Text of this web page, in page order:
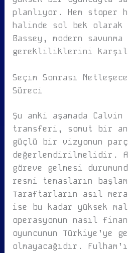
planlıyor. Hem stoper
halinde sol bek olarak
Bassey, modern
gerekliliklerini
Seçim Sonrası
Süreci
Şu anki aşamada Calvin
transferi, somut bir
güçlü bir vizyonun
değerlendirilmelidir.
göreve gelmesi
resmi temasların
Taraftarların asıl
ise bu kadar yüksek
operasyonun nasıl
oyuncunun Türkiye’ye
olmayacağıdır.